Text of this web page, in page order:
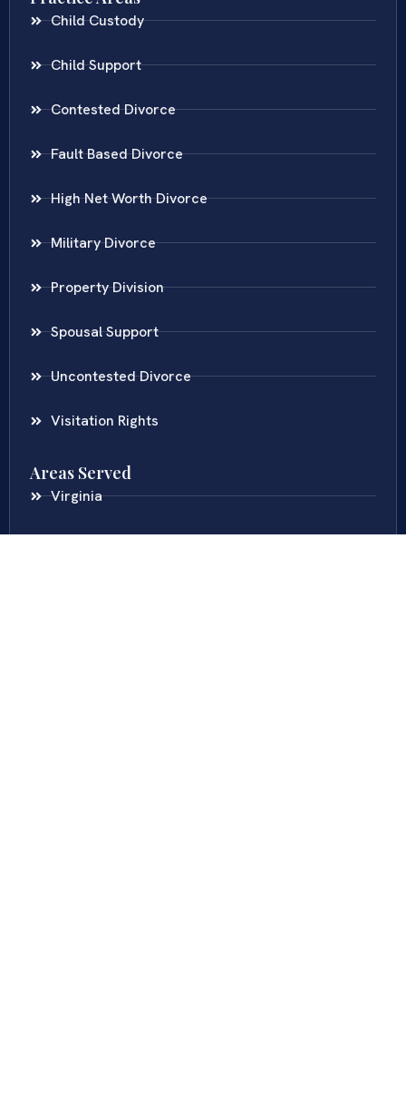
Child Custody
Child Support
Contested Divorce
Fault Based Divorce
High Net Worth Divorce
Military Divorce
Property Division
Spousal Support
Uncontested Divorce
Visitation Rights
Areas Served
Virginia
Maryland